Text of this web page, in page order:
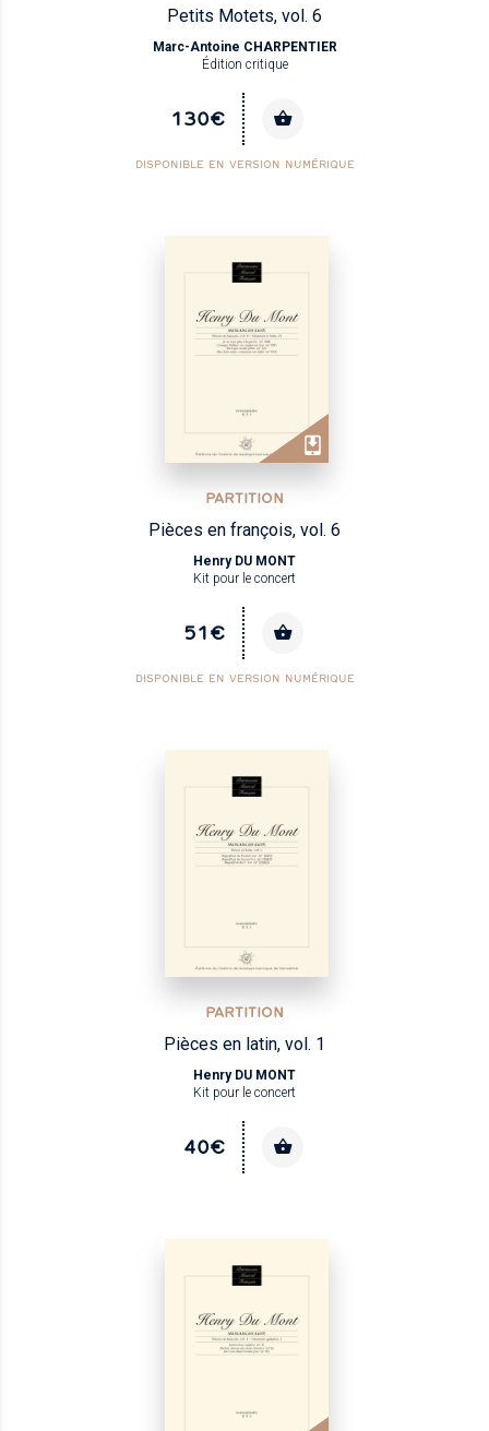
Petits Motets, vol. 6
Marc-Antoine CHARPENTIER
Édition critique
130€
DISPONIBLE EN VERSION NUMÉRIQUE
PARTITION
Pièces en françois, vol. 6
Henry DU MONT
Kit pour le concert
51€
DISPONIBLE EN VERSION NUMÉRIQUE
PARTITION
Pièces en latin, vol. 1
Henry DU MONT
Kit pour le concert
40€